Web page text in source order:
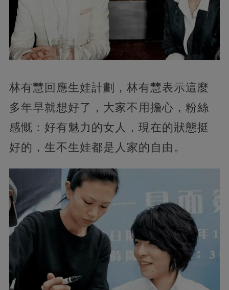
林有慧回應生娃計劃，林有慧表示這麼
多年早就想好了，大家不用擔心，粉絲
感慨：好有魅力的女人，現在的狀態挺
好的，生不生娃都是人家的自由。